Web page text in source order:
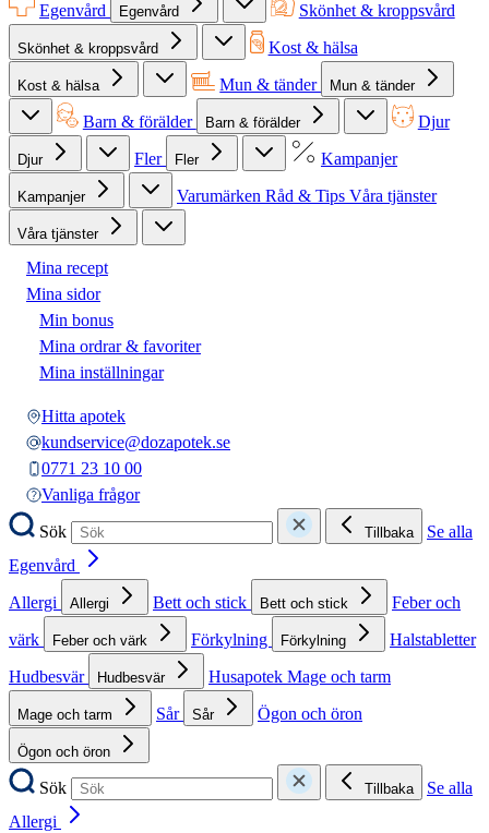
Egenvård
Egenvård Skönhet & kroppsvård
Skönhet & kroppsvård Kost & hälsa
Kost & hälsa Mun & tänder Mun & tänder
Barn & förälder Barn & förälder Djur
Djur Fler Fler Kampanjer
Kampanjer Varumärken Råd & Tips Våra tjänster
Våra tjänster
Mina recept
Mina sidor
Min bonus
Mina ordrar & favoriter
Mina inställningar
Hitta apotek
kundservice@dozapotek.se
0771 23 10 00
Vanliga frågor
Sök
Tillbaka
Se alla
Egenvård
Allergi
Allergi Bett och stick Bett och stick
Feber och
värk
Feber och värk Förkylning Förkylning
Halstabletter
Hudbesvär
Hudbesvär Husapotek Mage och tarm
Mage och tarm Sår Sår Ögon och öron
Ögon och öron
Sök Tillbaka
Se alla
Allergi